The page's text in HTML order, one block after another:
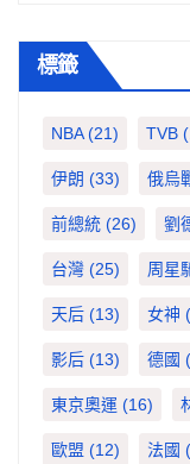
標籤
NBA(21) TVB
伊朗 (33) 俄烏
前總統 (26) 劉
台灣 (25) 周星
天后 (13) 女神
影后 (13) 德國
東京奧運 (16)
歐盟 (12) 法國